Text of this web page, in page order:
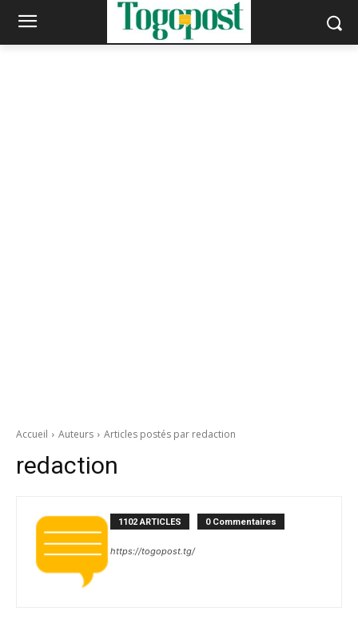
Accueil Auteurs Articles postés par redaction
redaction
1102 ARTICLES 0 Commentaires
https://togopost.tg/